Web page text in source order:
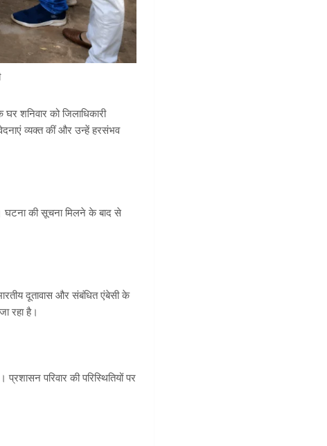
घर शनिवार को जिलाधिकारी
व्यक्त कीं और उन्हें हरसंभव
घटना की सूचना मिलने के बाद से
दूतावास और संबंधित एंबेसी के
रहा है।
परिवार की परिस्थितियों पर